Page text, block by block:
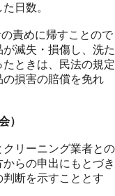
日数。
責めに帰すことので
滅失・損傷し、洗た
ときは、民法の規定
損害の賠償を免れ
）
リーニング業者との
らの申出にもとづき
断を示すこととす